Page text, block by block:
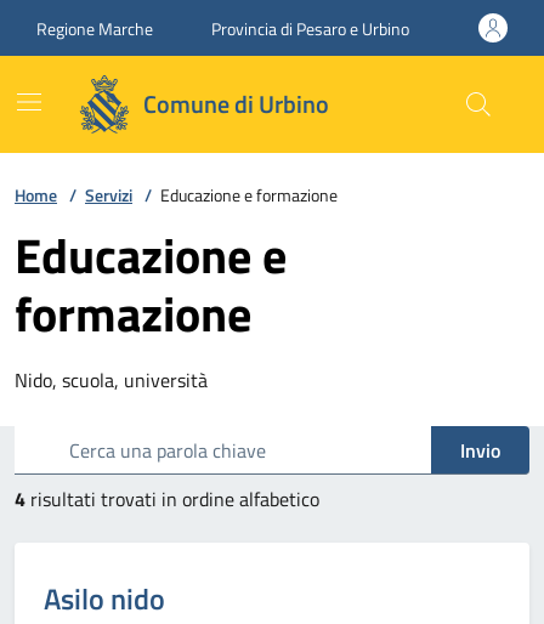
Regione Marche Provincia di Pesaro e Urbino
Comune di Urbino
Home / Servizi / Educazione e formazione
Educazione e
formazione
Nido, scuola, università
Esplora tutti i servizi
Invio
4 risultati trovati in ordine alfabetico
Categoria:
Asilo nido